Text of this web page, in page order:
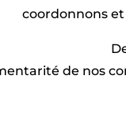
coordonnons
de nos